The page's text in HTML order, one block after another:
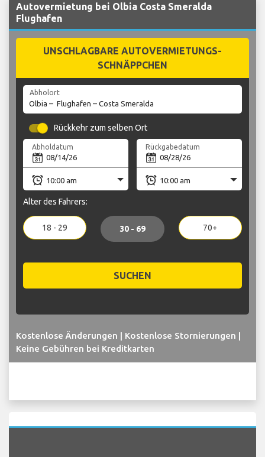
Autovermietung bei Olbia Costa Smeralda
Flughafen
UNSCHLAGBARE AUTOVERMIETUNGS-
SCHNÄPPCHEN
Abholort
Rückkehr zum selben Ort
Abholdatum Rückgabedatum
Alter des Fahrers:
18 - 29 30 - 69 70+
SUCHEN
Kostenlose Änderungen | Kostenlose Stornierungen |
Keine Gebühren bei Kreditkarten